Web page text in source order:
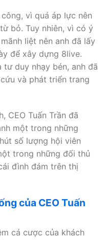
vì quá áp lực nên
bỏ. Tuy nhiên, vì có ý
liệt nên anh đã lấy
để xây dựng 8live.
duy nhạy bén, anh đã
và phát triển trang
CEO Tuấn Trần đã
một trong những
số lượng hội viên
trong những đối thủ
đình đám trên thị
của CEO Tuấn
cá cược của khách